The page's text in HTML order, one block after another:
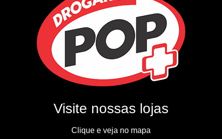
Visite nossas lojas
Clique e veja no mapa